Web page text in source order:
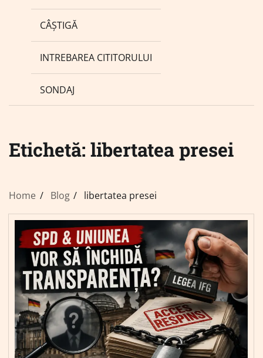
CÂȘTIGĂ
INTREBAREA CITITORULUI
SONDAJ
Etichetă: libertatea presei
Home Blog libertatea presei